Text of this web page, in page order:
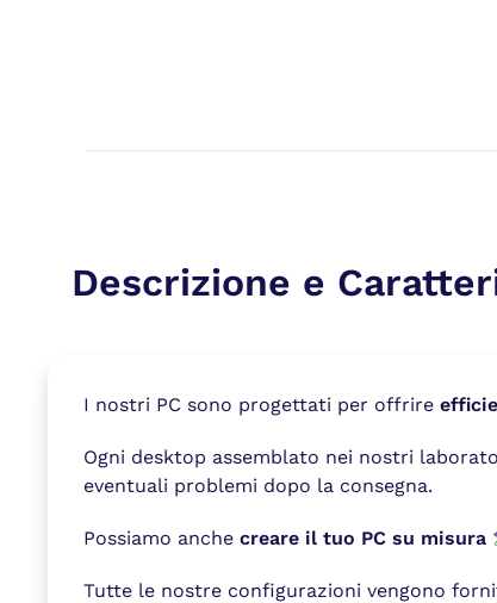
Descrizione e
I nostri PC sono progettati per offrire
Ogni desktop assemblato nei nostri
eventuali problemi dopo la consegna.
Possiamo anche creare il tuo PC su misura
Tutte le nostre configurazioni vengono